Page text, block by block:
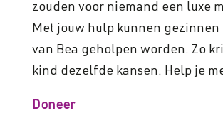
zouden voor niemand een luxe
Met jouw hulp kunnen gezinnen
van Bea geholpen worden. Zo
kind dezelfde kansen. Help je
Doneer